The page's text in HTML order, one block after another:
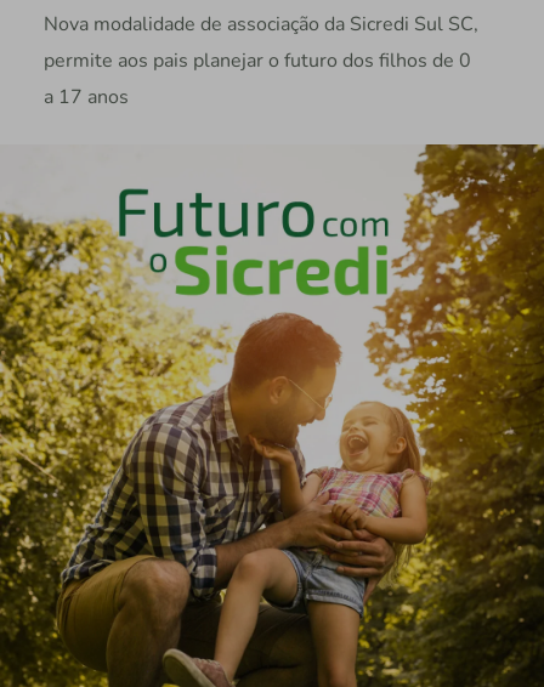
Nova modalidade de associação da Sicredi Sul SC,
permite aos pais planejar o futuro dos filhos de 0
a 17 anos